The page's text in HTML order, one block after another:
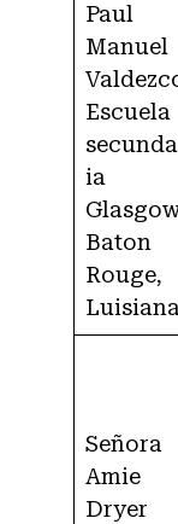
Paul
Manuel
Escuela
ia
Baton
Rouge,
Luisiana
Señora
Amie
Dryer